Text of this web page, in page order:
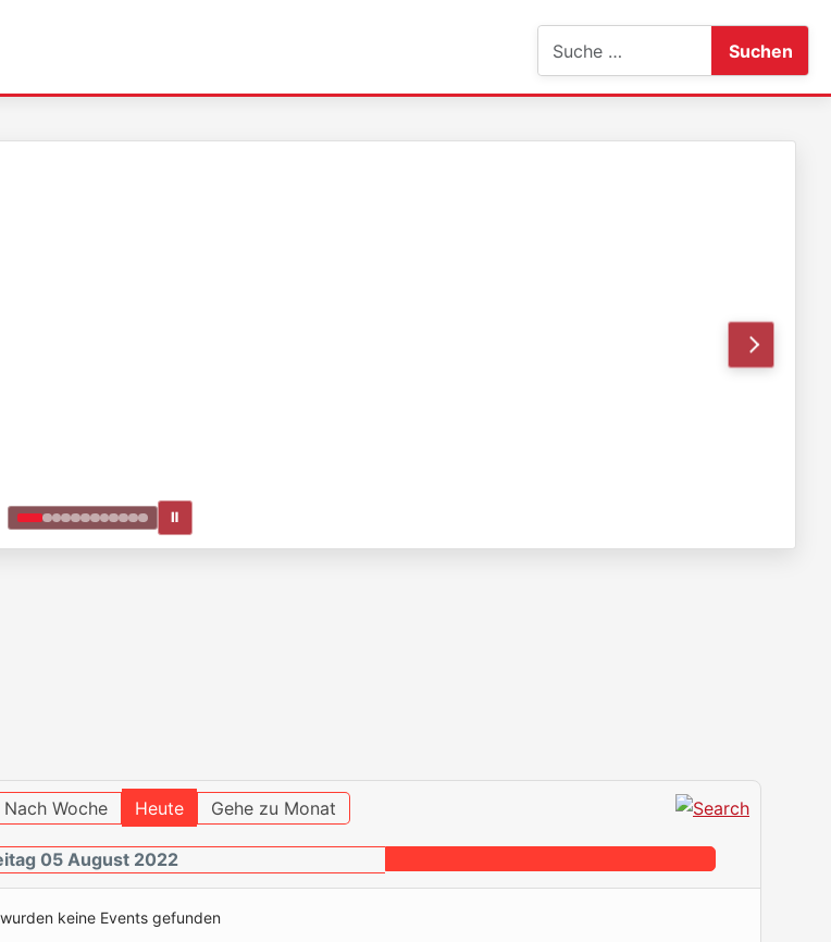
Suchen
Ⅱ
Nach Woche Heute Gehe zu Monat
05 August 2022
wurden keine Events gefunden